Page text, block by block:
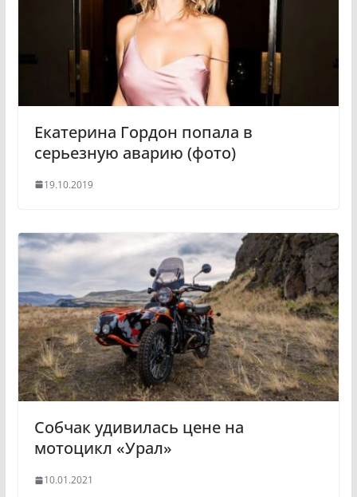
i
Екатерина Гордон попала в
серьезную аварию (фото)
19.10.2019
Собчак удивилась цене на
мотоцикл «Урал»
10.01.2021